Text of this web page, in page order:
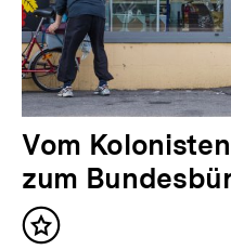
Vom
zum
Inhalt